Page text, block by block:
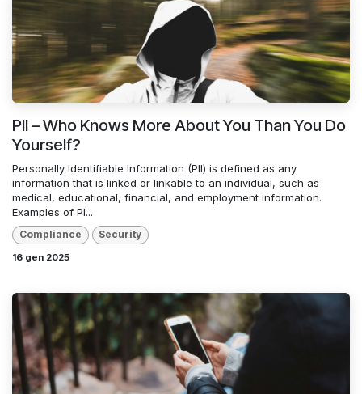
PII – Who Knows More About You Than You Do
Yourself?
Personally Identifiable Information (PII) is defined as any
information that is linked or linkable to an individual, such as
medical, educational, financial, and employment information.
Examples of PI...
Compliance Security
16 gen 2025